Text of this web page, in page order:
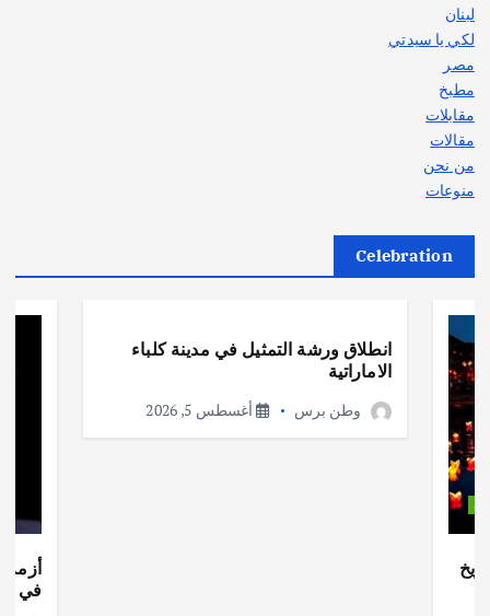
لبنان
لكي يا سيدتي
مصر
مطبخ
مقابلات
مقالات
من نحن
منوعات
Celebration
انطلاق ورشة التمثيل في مدينة كلباء
الاماراتية
وطن برس أغسطس 5, 2026
أزمة
في